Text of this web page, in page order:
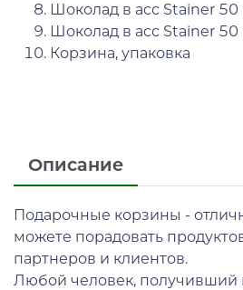
Шоколад в асс Stainer 50
Шоколад в асс Stainer 50
Корзина, упаковка
Описание
Подарочные корзины -
можете порадовать
партнеров и клиентов.
Любой человек, получивший